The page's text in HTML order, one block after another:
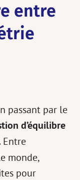
entre
passant par le
d’équilibre
Entre
monde,
pour